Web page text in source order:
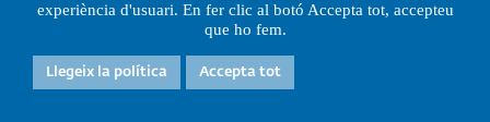
experiència d'usuari. En fer clic al botó Accepta tot, accepteu
que ho fem.
Llegeix la política Accepta tot